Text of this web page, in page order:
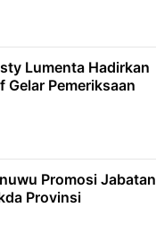
Lumenta Hadirkan
Gelar Pemeriksaan
Promosi Jabatan
Provinsi